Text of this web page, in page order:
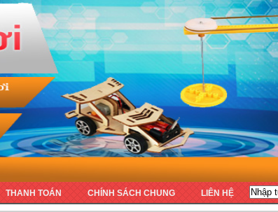
THANH TOÁN CHÍNH SÁCH CHUNG LIÊN HỆ